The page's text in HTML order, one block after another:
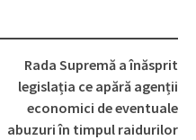
Rada Supremă a înăsprit
legislația ce apără agenții
economici de eventuale
abuzuri în timpul raidurilor